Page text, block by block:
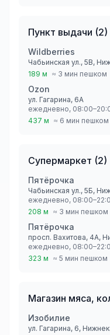
Пункт выдачи (2)
Wildberries
Чабьинская ул., 5В,
189 м ≈ 3 мин пешком
Ozon
ул. Гагарина, 6А
ежедневно,
437 м ≈ 6 мин пешком
Супермаркет (2)
Пятёрочка
Чабьинская ул., 5Б,
ежедневно,
208 м ≈ 3 мин пешком
Пятёрочка
просп. Вахитова, 4А,
ежедневно,
323 м ≈ 5 мин пешком
Магазин мяса,
Изобилие
ул. Гагарина, 6,